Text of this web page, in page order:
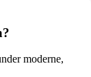
moderne,